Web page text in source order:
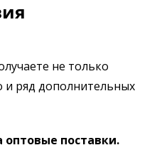
не только
и ряд дополнительных
оптовые поставки.